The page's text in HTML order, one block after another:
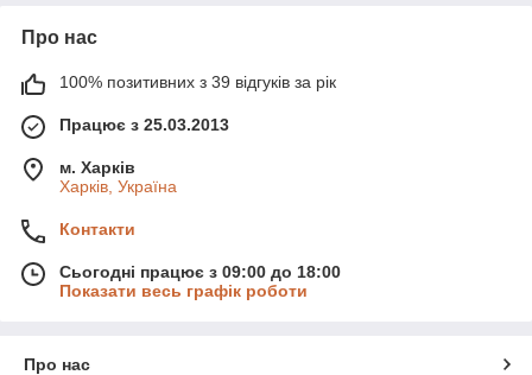
Про нас
100% позитивних з 39 відгуків за рік
Працює з 25.03.2013
м. Харків
Харків, Україна
Контакти
Сьогодні працює з 09:00 до 18:00
Показати весь графік роботи
Про нас